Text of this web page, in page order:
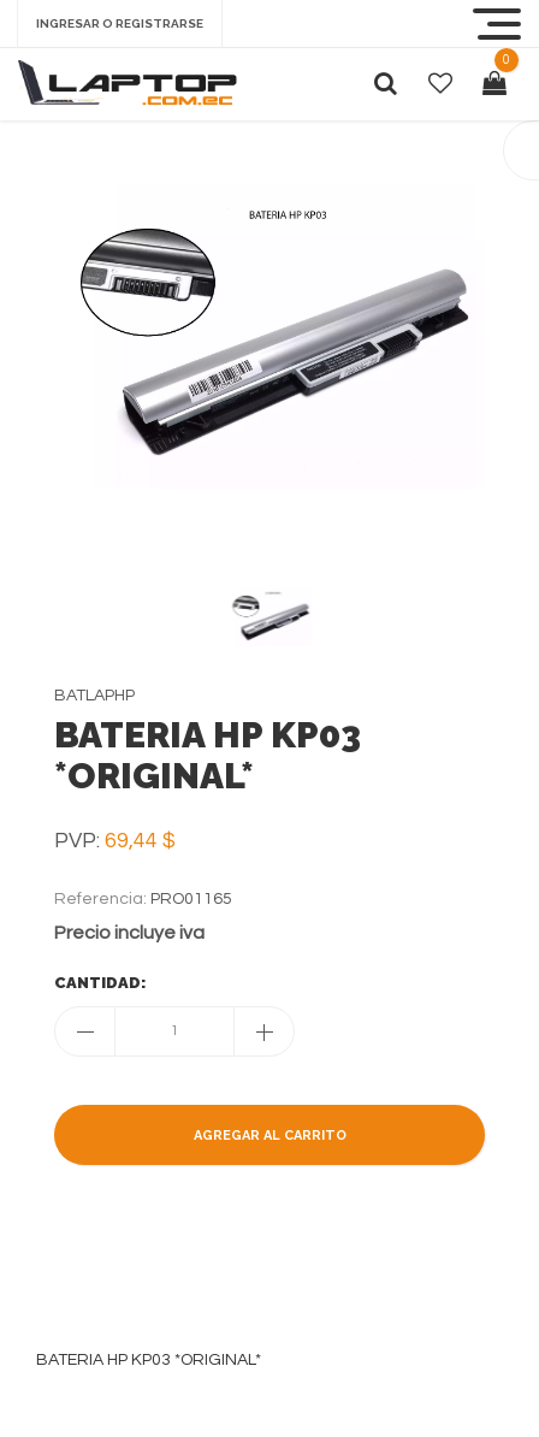
INGRESAR O REGISTRARSE
0
BATLAPHP
BATERIA HP KP03
*ORIGINAL*
PVP: 69,44 $
Referencia: PRO01165
Precio incluye iva
CANTIDAD:
1
AGREGAR AL CARRITO
BATERIA HP KP03 *ORIGINAL*